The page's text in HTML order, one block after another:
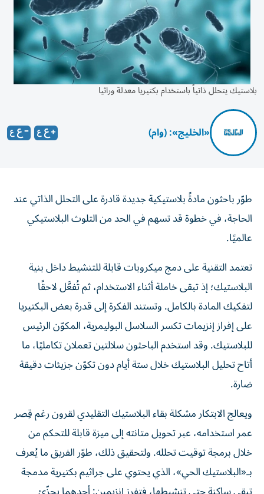
بلاستيك يتحلل ذاتياً باستخدام بكتيريا معدلة وراثيا
«الخليج»: (وام)
طوّر باحثون مادةً بلاستيكية جديدة قادرة على التحلل الذاتي عند
الحاجة، في خطوة قد تسهم في الحد من التلوث البلاستيكي
عالميًا.
تعتمد التقنية على دمج ميكروبات قابلة للتنشيط داخل بنية
البلاستيك؛ إذ تبقى خاملة أثناء الاستخدام، ثم تُفعَّل لاحقًا
لتفكيك المادة بالكامل. وتستند الفكرة إلى قدرة بعض البكتيريا
على إفراز إنزيمات تكسر السلاسل البوليمرية، المكوّن الرئيس
للبلاستيك. وقد استخدم الباحثون سلالتين تعملان تكامليًا، ما
أتاح تحليل البلاستيك خلال ستة أيام دون تكوّن جزيئات دقيقة
ضارة.
ويعالج الابتكار مشكلة بقاء البلاستيك التقليدي لقرون رغم قِصر
عمر استخدامه، عبر تحويل متانته إلى ميزة قابلة للتحكم من
خلال برمجة توقيت تحلله. ولتحقيق ذلك، طوّر الفريق ما يُعرف
بـ«البلاستيك الحي»، الذي يحتوي على جراثيم بكتيرية مدمجة